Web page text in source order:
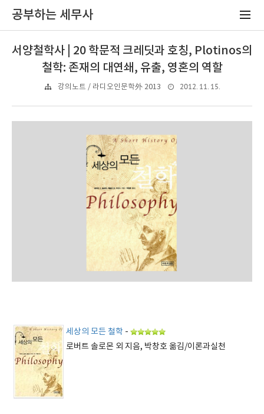
공부하는 세무사
서양철학사 | 20 학문적 크레딧과 호칭, Plotinos의
철학: 존재의 대연쇄, 유출, 영혼의 역할
강의노트 / 라디오인문학外 2013 2012. 11. 15.
세상의 모든 철학 -
로버트 솔로몬 외 지음, 박창호 옮김/이론과실천